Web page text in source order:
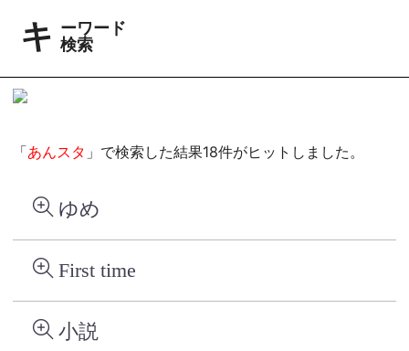
キーワード
検索
「あんスタ 」で検索した結果18件がヒットしました。
ゆめ
First time
小説